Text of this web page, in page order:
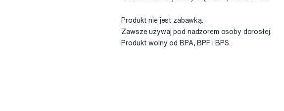
Produkt nie jest zabawką.
Zawsze używaj pod nadzorem osoby dorosłej.
Produkt wolny od BPA, BPF i BPS.